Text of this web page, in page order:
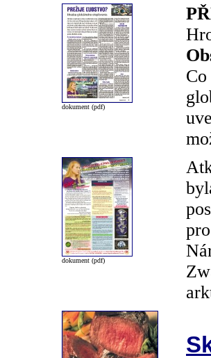
dokument (pdf)
dokument (pdf)